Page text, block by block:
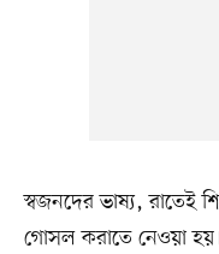
স্বজনদের ভাষ্য, রাতেই
গোসল করাতে নেওয়া